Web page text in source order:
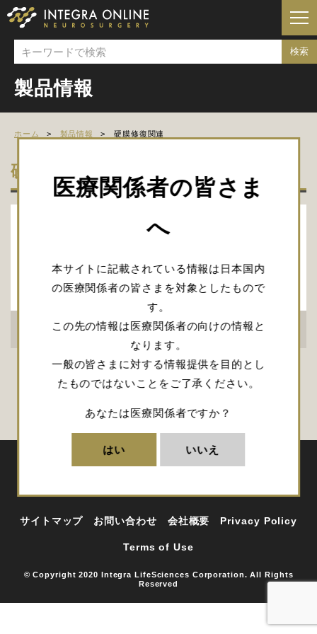
医療関係者の皆さま
へ
本サイトに記載されている情報は日本国内
の医療関係者の皆さまを対象としたもので
す。
この先の情報は医療関係者の向けの情報と
なります。
一般の皆さまに対する情報提供を目的とし
たものではないことをご了承ください。
あなたは医療関係者ですか？
はい いいえ
製品情報
ホーム 製品情報 硬膜修復関連
硬膜修復関連
グラフト シーラント
サイトマップ お問い合わせ 会社概要 Privacy Policy
Terms of Use
© Copyright 2020 Integra LifeSciences Corporation. All Rights
Reserved